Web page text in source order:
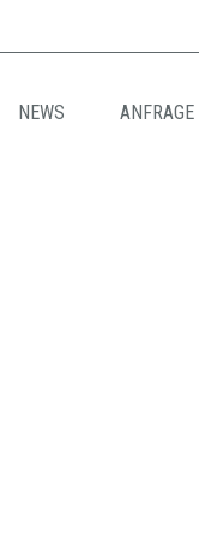
ANFRAGE
NEWS